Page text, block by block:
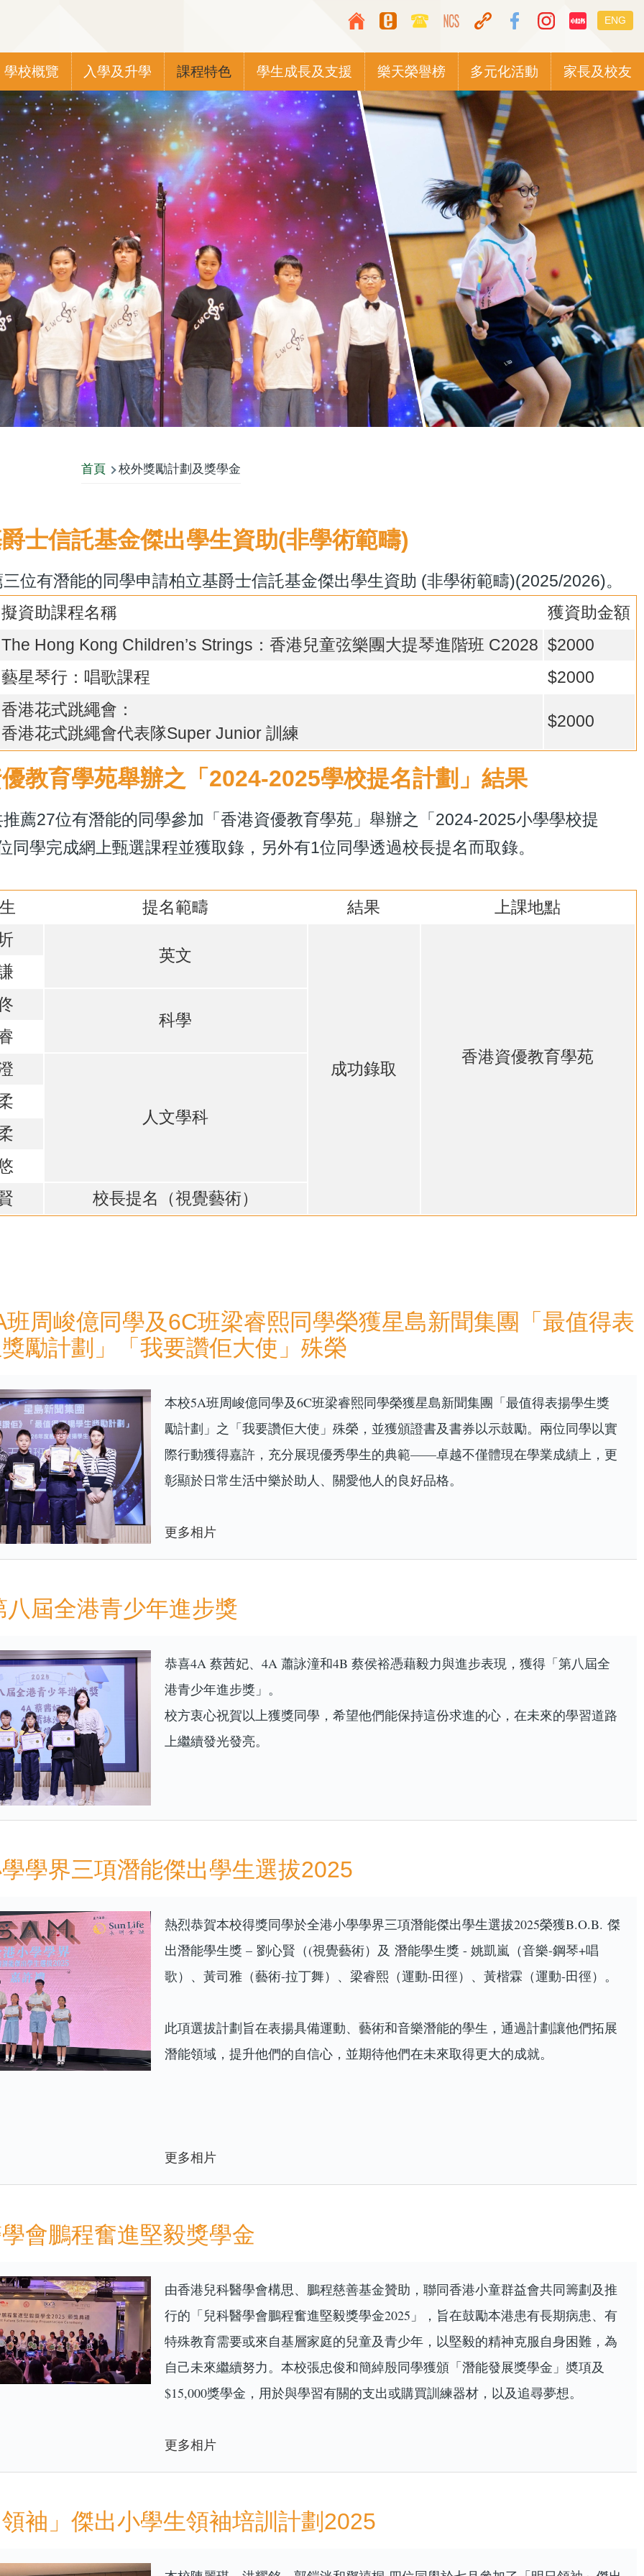
Top
Media
Icon
Button
switcher
ENG
學校概覽 入學及升學 課程特色 學生成長及支援 樂天榮譽榜 多元化活動 家長及校友
首頁 校外獎勵計劃及獎學金
士信託基金傑出學生資助(非學術範疇)
位有潛能的同學申請柏立基爵士信託基金傑出學生資助 (非學術範疇)(2025/2026)。
擬資助課程名稱
獲資助金額
The Hong Kong Children’s Strings：香港兒童弦樂團大提琴進階班 C2028 $2000
藝星琴行：唱歌課程
$2000
香港花式跳繩會：
香港花式跳繩會代表隊Super Junior 訓練
$2000
教育學苑舉辦之「2024-2025學校提名計劃」結果
薦27位有潛能的同學參加「香港資優教育學苑」舉辦之「2024-2025小學學校提
同學完成網上甄選課程並獲取錄，另外有1位同學透過校長提名而取錄。
提名範疇 結果
上課地點
英文
成功錄取
香港資優教育學苑
科學
人文學科
校長提名（視覺藝術）
班周峻億同學及6C班梁睿熙同學榮獲星島新聞集團「最值得表
勵計劃」「我要讚佢大使」殊榮
本校5A班周峻億同學及6C班梁睿熙同學榮獲星島新聞集團「最值得表揚學生獎
勵計劃」之「我要讚佢大使」殊榮，並獲頒證書及書券以示鼓勵。兩位同學以實
際行動獲得嘉許，充分展現優秀學生的典範——卓越不僅體現在學業成績上，更
彰顯於日常生活中樂於助人、關愛他人的良好品格。
更多相片
八屆全港青少年進步獎
恭喜4A 蔡茜妃、4A 蕭詠潼和4B 蔡侯裕憑藉毅力與進步表現，獲得「第八屆全
港青少年進步獎」。
校方衷心祝賀以上獲獎同學，希望他們能保持這份求進的心，在未來的學習道路
上繼續發光發亮。
學界三項潛能傑出學生選拔2025
熱烈恭賀本校得獎同學於全港小學學界三項潛能傑出學生選拔2025榮獲B.O.B. 傑
出潛能學生獎 – 劉心賢（(視覺藝術）及 潛能學生獎 - 姚凱嵐（音樂-鋼琴+唱
歌）、黃司雅（藝術-拉丁舞）、梁睿熙（運動-田徑）、黃楷霖（運動-田徑）。
此項選拔計劃旨在表揚具備運動、藝術和音樂潛能的學生，通過計劃讓他們拓展
潛能領域，提升他們的自信心，並期待他們在未來取得更大的成就。
更多相片
會鵬程奮進堅毅獎學金
由香港兒科醫學會構思、鵬程慈善基金贊助，聯同香港小童群益會共同籌劃及推
行的「兒科醫學會鵬程奮進堅毅獎學金2025」，旨在鼓勵本港患有長期病患、有
特殊教育需要或來自基層家庭的兒童及青少年，以堅毅的精神克服自身困難，為
自己未來繼續努力。本校張忠俊和簡綽殷同學獲頒「潛能發展獎學金」奬項及
$15,000獎學金，用於與學習有關的支出或購買訓練器材，以及追尋夢想。
更多相片
袖」傑出小學生領袖培訓計劃2025